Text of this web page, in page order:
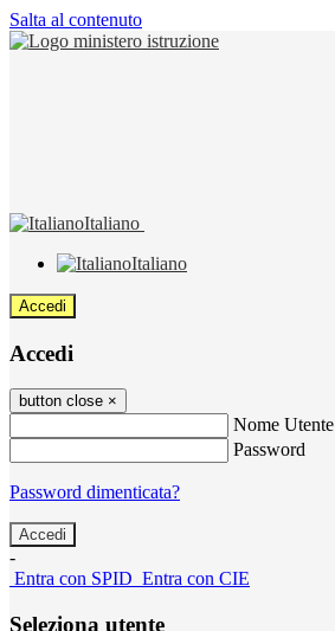
Salta al contenuto
Italiano
Italiano
Accedi
Accedi
button close ×
Nome Utente
Password
Password dimenticata?
-
Entra con SPID Entra con CIE
Seleziona utente